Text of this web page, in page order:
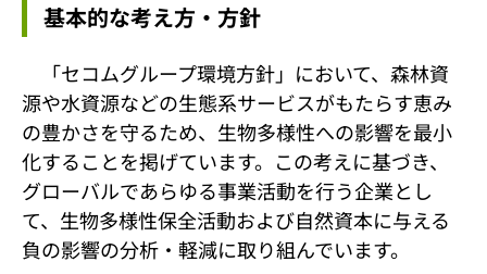
基本的な考え方・方針
「セコムグループ環境方針」において、森林資
源や水資源などの生態系サービスがもたらす恵み
の豊かさを守るため、生物多様性への影響を最小
化することを掲げています。この考えに基づき、
グローバルであらゆる事業活動を行う企業とし
て、生物多様性保全活動および自然資本に与える
負の影響の分析・軽減に取り組んでいます。